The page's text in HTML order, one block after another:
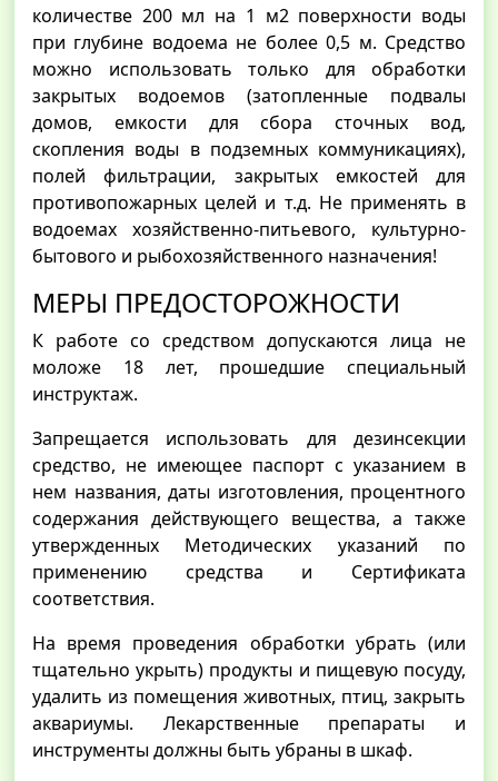
количестве 200 мл на 1 м2 поверхности воды
при глубине водоема не более 0,5 м. Средство
можно использовать только для обработки
закрытых водоемов (затопленные подвалы
домов, емкости для сбора сточных вод,
скопления воды в подземных коммуникациях),
полей фильтрации, закрытых емкостей для
противопожарных целей и т.д. Не применять в
водоемах хозяйственно-питьевого, культурно-
бытового и рыбохозяйственного назначения!
МЕРЫ ПРЕДОСТОРОЖНОСТИ
К работе со средством допускаются лица не
моложе 18 лет, прошедшие специальный
инструктаж.
Запрещается использовать для дезинсекции
средство, не имеющее паспорт с указанием в
нем названия, даты изготовления, процентного
содержания действующего вещества, а также
утвержденных Методических указаний по
применению средства и Сертификата
соответствия.
На время проведения обработки убрать (или
тщательно укрыть) продукты и пищевую посуду,
удалить из помещения животных, птиц, закрыть
аквариумы. Лекарственные препараты и
инструменты должны быть убраны в шкаф.